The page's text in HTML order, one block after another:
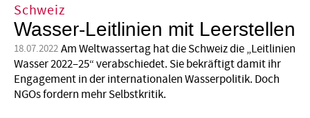
Schweiz
Wasser-Leitlinien mit Leerstellen
18.07.2022 Am Weltwassertag hat die Schweiz die „Leitlinien
Wasser 2022–25“ verabschiedet. Sie bekräftigt damit ihr
Engagement in der internationalen Wasserpolitik. Doch
NGOs fordern mehr Selbstkritik.